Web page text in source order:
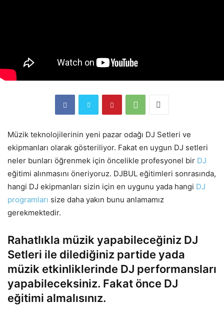
Müzik teknolojilerinin yeni pazar odağı DJ Setleri ve
ekipmanları olarak gösteriliyor. Fakat en uygun DJ setleri
neler bunları öğrenmek için öncelikle profesyonel bir DJ
eğitimi alınmasını öneriyoruz. DJBUL eğitimleri sonrasında,
hangi DJ ekipmanları sizin için en uygunu yada hangi DJ
programları size daha yakın bunu anlamamız
gerekmektedir.
Rahatlıkla müzik yapabileceğiniz DJ
Setleri ile dilediğiniz partide yada
müzik etkinliklerinde DJ performansları
yapabileceksiniz. Fakat önce DJ
eğitimi almalısınız.